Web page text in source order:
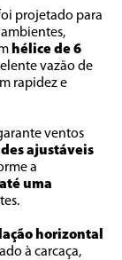
projetado para
hélice de 6
vazão de
rapidez e
ventos
ajustáveis
a
uma
horizontal
à carcaça,